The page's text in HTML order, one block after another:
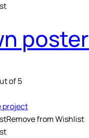
poster
of 5
Remove from Wishlist